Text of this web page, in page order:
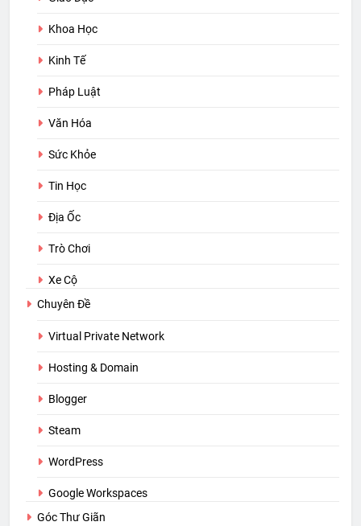
Khoa Học
Kinh Tế
Pháp Luật
Văn Hóa
Sức Khỏe
Tin Học
Địa Ốc
Trò Chơi
Xe Cộ
Chuyên Đề
Virtual Private Network
Hosting & Domain
Blogger
Steam
WordPress
Google Workspaces
Góc Thư Giãn